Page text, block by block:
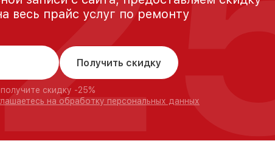
весь прайс услуг по ремонту
Получить скидку
скидку -25%
на обработку персональных данных